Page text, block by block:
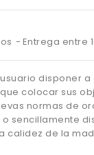
Entrega entre
disponer
colocar sus
normas de
sencillamente
calidez de la